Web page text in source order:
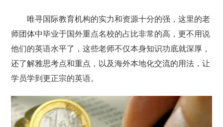
唯寻国际教育机构的实力和资源十分的强，这里的老
师团体中毕业于国外重点名校的占比非常的高，更不用说
他们的英语水平了，这些老师不仅本身知识功底就深厚，
还了解雅思考点和重点，以及海外本地化交流的用法，让
学员学到更正宗的英语。